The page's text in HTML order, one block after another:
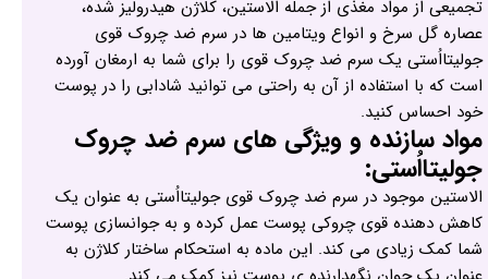
تجمیعی از مواد مغذی از جمله الاستین، کلاژن هیدرولیز شده،
عصاره گل سرخ و انواع ویتامین ها در سرم ضد چروک قوی
جولیتااُستی یک سرم ضد چروک قوی را برای شما به ارمغان آورده
است که با استفاده از آن به راحتی می توانید شادابی را در پوست
خود احساس کنید.
مواد سازنده و ویژگی های سرم ضد چروک
جولیتااُستی:
الاستین موجود در سرم ضد چروک قوی جولیتااُستی به عنوان یک
کاهش دهنده قوی چروکی پوست عمل کرده و به جوانسازی پوست
شما کمک زیادی می کند. این ماده به استحکام ساختار کلاژن به